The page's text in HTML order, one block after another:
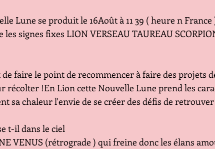
Lune se produit le 16Août à 11 39 ( heure n France
les signes fixes LION VERSEAU TAUREAU
faire le point de recommencer à faire des projets
récolter !En Lion cette Nouvelle Lune prend les
sa chaleur l'envie de se créer des défis de
t-il dans le ciel
VENUS (rétrograde ) qui freine donc les élans